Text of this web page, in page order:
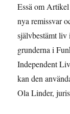
Essä om
nya remissvar
självbestämt liv
grunderna i
Independent
kan den
Ola Linder,